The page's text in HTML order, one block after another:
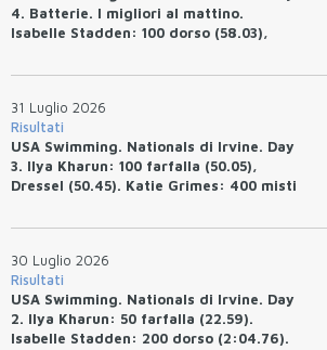
4. Batterie. I migliori al mattino.
Isabelle Stadden: 100 dorso (58.03),
tempo.
31 Luglio 2026
Risultati
USA Swimming. Nationals di Irvine. Day
3. Ilya Kharun: 100 farfalla (50.05),
Dressel (50.45). Katie Grimes: 400 misti
Bottazzo terza nei 50 rana (30.51)
30 Luglio 2026
Risultati
USA Swimming. Nationals di Irvine. Day
2. Ilya Kharun: 50 farfalla (22.59).
Isabelle Stadden: 200 dorso (2:04.76).